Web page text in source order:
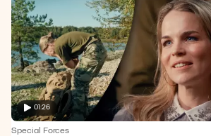
01:26
Special Forces